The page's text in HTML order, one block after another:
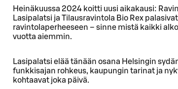
Heinäkuussa 2024 koitti uusi aikakausi:
Lasipalatsi ja Tilausravintola Bio Rex
ravintolaperheeseen – sinne mistä kaikki
vuotta aiemmin.
Lasipalatsi elää tänään osana Helsingin
funkkisajan rohkeus, kaupungin tarinat ja
kohtaavat joka päivä.